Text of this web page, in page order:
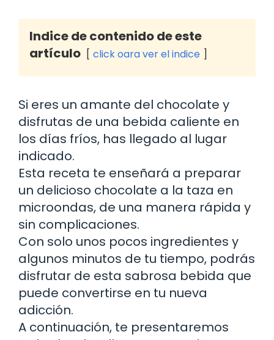
Indice de contenido de este
artículo
click oara ver el indice
Si eres un amante del chocolate y
disfrutas de una bebida caliente en
los días fríos, has llegado al lugar
indicado.
Esta receta te enseñará a preparar
un delicioso chocolate a la taza en
microondas, de una manera rápida y
sin complicaciones.
Con solo unos pocos ingredientes y
algunos minutos de tu tiempo, podrás
disfrutar de esta sabrosa bebida que
puede convertirse en tu nueva
adicción.
A continuación, te presentaremos